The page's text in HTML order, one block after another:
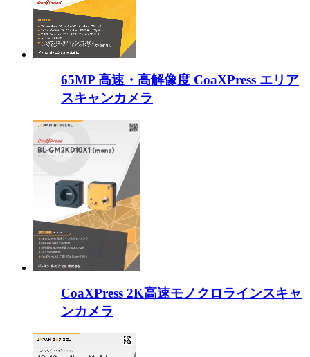
65MP 高速・高解像度 CoaXPress エリア
スキャンカメラ
CoaXPress 2K高速モノクロラインスキャ
ンカメラ